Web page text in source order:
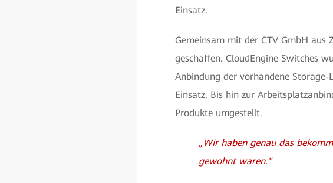
Einsatz.
Gemeinsam mit der CTV GmbH
geschaffen. CloudEngine Switches
Anbindung der vorhandene
Einsatz. Bis hin zur
Produkte umgestellt.
„Wir haben genau das
gewohnt waren."